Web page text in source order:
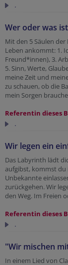
.
Wer oder was
Mit den 5 Säulen
Leben ankommt: 1.
Freund*innen), 3.
5. Sinn, Werte,
meine Zeit und
zu schauen, ob die
mein Sorgen
Referentin dieses
.
Wir legen ein
Das Labyrinth lädt
aufgibst, kommst du
Unbekannte
zurückgehen. Wir
den Weg. Im Freien
Referentin dieses
.
"Wir mischen
In einem Lied von